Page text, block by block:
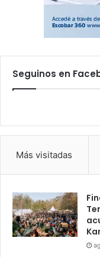
Seguinos en
Más visitadas